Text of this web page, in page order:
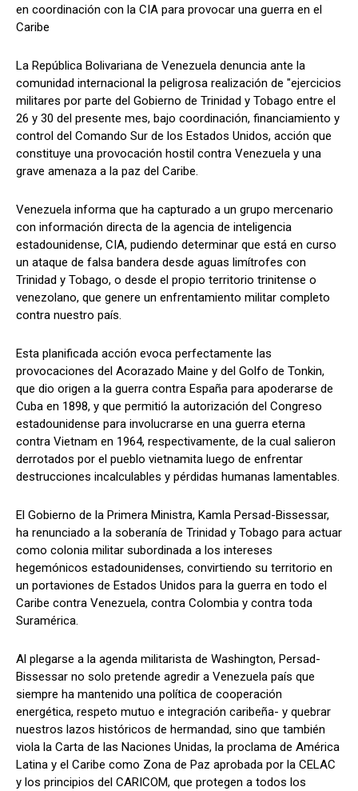
en coordinación con la CIA para provocar una guerra en el
Caribe
La República Bolivariana de Venezuela denuncia ante la
comunidad internacional la peligrosa realización de "ejercicios
militares por parte del Gobierno de Trinidad y Tobago entre el
26 y 30 del presente mes, bajo coordinación, financiamiento y
control del Comando Sur de los Estados Unidos, acción que
constituye una provocación hostil contra Venezuela y una
grave amenaza a la paz del Caribe.
Venezuela informa que ha capturado a un grupo mercenario
con información directa de la agencia de inteligencia
estadounidense, CIA, pudiendo determinar que está en curso
un ataque de falsa bandera desde aguas limítrofes con
Trinidad y Tobago, o desde el propio territorio trinitense o
venezolano, que genere un enfrentamiento militar completo
contra nuestro país.
Esta planificada acción evoca perfectamente las
provocaciones del Acorazado Maine y del Golfo de Tonkin,
que dio origen a la guerra contra España para apoderarse de
Cuba en 1898, y que permitió la autorización del Congreso
estadounidense para involucrarse en una guerra eterna
contra Vietnam en 1964, respectivamente, de la cual salieron
derrotados por el pueblo vietnamita luego de enfrentar
destrucciones incalculables y pérdidas humanas lamentables.
El Gobierno de la Primera Ministra, Kamla Persad-Bissessar,
ha renunciado a la soberanía de Trinidad y Tobago para actuar
como colonia militar subordinada a los intereses
hegemónicos estadounidenses, convirtiendo su territorio en
un portaviones de Estados Unidos para la guerra en todo el
Caribe contra Venezuela, contra Colombia y contra toda
Suramérica.
Al plegarse a la agenda militarista de Washington, Persad-
Bissessar no solo pretende agredir a Venezuela país que
siempre ha mantenido una política de cooperación
energética, respeto mutuo e integración caribeña- y quebrar
nuestros lazos históricos de hermandad, sino que también
viola la Carta de las Naciones Unidas, la proclama de América
Latina y el Caribe como Zona de Paz aprobada por la CELAC
y los principios del CARICOM, que protegen a todos los